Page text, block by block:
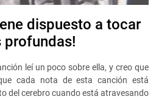
dispuesto a tocar
profundas!
leí un poco sobre ella, y creo que
cada nota de esta canción está
del cerebro cuando está atravesando